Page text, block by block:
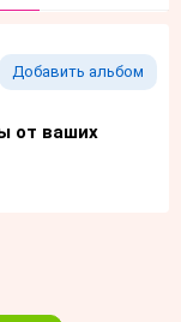
Добавить альбом
от ваших